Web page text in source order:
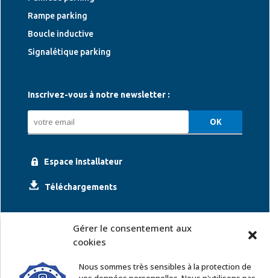
Gérer le consentement aux
cookies
Nous sommes très sensibles à la protection de
Rampe parking
Boucle inductive
Signalétique parking
Inscrivez-vous à notre newsletter :
Espace installateur
Téléchargements